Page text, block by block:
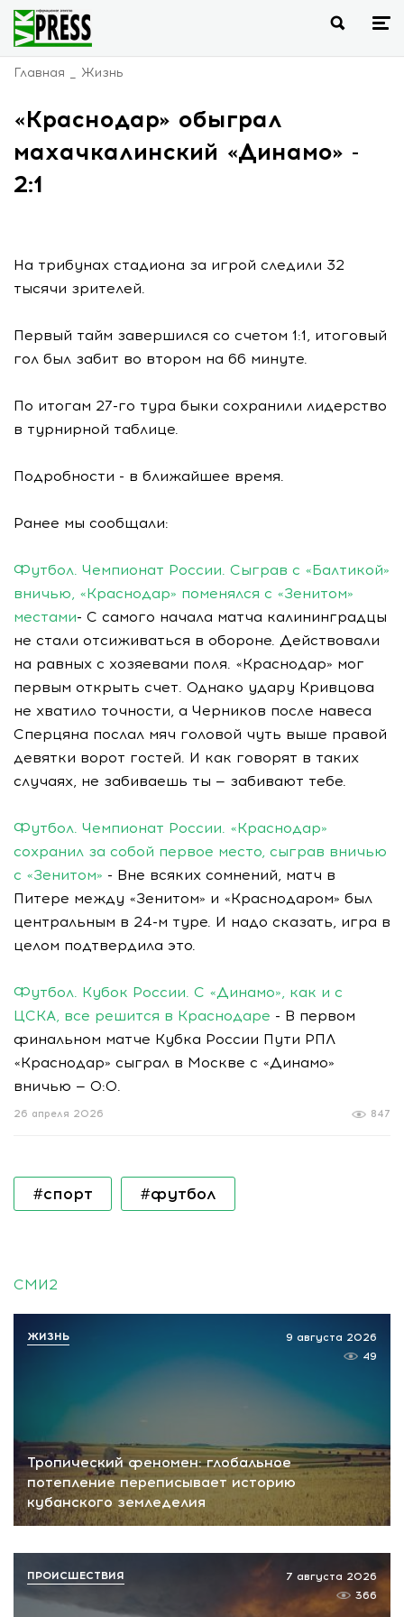
Главная Жизнь
«Краснодар» обыграл
махачкалинский «Динамо» -
2:1
На трибунах стадиона за игрой следили 32
тысячи зрителей.
Первый тайм завершился со счетом 1:1, итоговый
гол был забит во втором на 66 минуте.
По итогам 27-го тура быки сохранили лидерство
в турнирной таблице.
Подробности - в ближайшее время.
Ранее мы сообщали:
Футбол. Чемпионат России. Сыграв с «Балтикой»
вничью, «Краснодар» поменялся с «Зенитом»
местами- С самого начала матча калининградцы
не стали отсиживаться в обороне. Действовали
на равных с хозяевами поля. «Краснодар» мог
первым открыть счет. Однако удару Кривцова
не хватило точности, а Черников после навеса
Сперцяна послал мяч головой чуть выше правой
девятки ворот гостей. И как говорят в таких
случаях, не забиваешь ты — забивают тебе.
Футбол. Чемпионат России. «Краснодар»
сохранил за собой первое место, сыграв вничью
с «Зенитом» - Вне всяких сомнений, матч в
Питере между «Зенитом» и «Краснодаром» был
центральным в 24-м туре. И надо сказать, игра в
целом подтвердила это.
Футбол. Кубок России. С «Динамо», как и с
ЦСКА, все решится в Краснодаре - В первом
финальном матче Кубка России Пути РПЛ
«Краснодар» сыграл в Москве с «Динамо»
вничью — 0:0.
847
26 апреля 2026
#спорт #футбол
СМИ2
Тропический феномен: глобальное
потепление переписывает историю
кубанского земледелия
9 августа 2026
49
ЖИЗНЬ
7 августа 2026
366
ПРОИСШЕСТВИЯ